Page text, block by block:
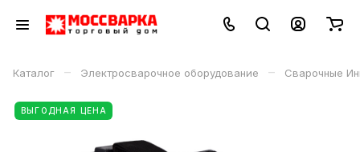
Каталог – Электросварочное оборудование – Сварочные
ВЫГОДНАЯ ЦЕНА